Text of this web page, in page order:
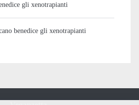
gli xenotrapianti
benedice gli xenotrapianti